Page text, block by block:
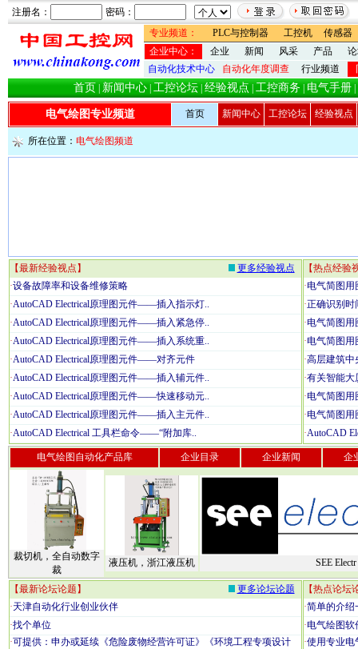
注册名：
密码：
专业频道：
PLC与控制器 工控机
传感器
企业中心：
企业 新闻 风采 产品
自动化技术中心
自动化年度调查 行业频道
首页 新闻中心 工控论坛 经验视点 工控商务 电气手册
电气绘图专业频道 首页 新闻中心 工控论坛 经验视点
所在位置： 电气绘图频道
【最新经验视点】
更多经验视点
·设备故障率和设备维修策略
·AutoCAD Electrical原理图元件——插入指示灯..
·AutoCAD Electrical原理图元件——插入紧急停..
·AutoCAD Electrical原理图元件——插入系统重..
·AutoCAD Electrical原理图元件——对齐元件
·AutoCAD Electrical原理图元件——插入辅元件..
·AutoCAD Electrical原理图元件——快速移动元..
·AutoCAD Electrical原理图元件——插入主元件..
·AutoCAD Electrical 工具栏命令——“附加库..
【热点经验
·电气简图
·正确识别时
·电气简图
·电气简图用
·高层建筑中
·有关智能大
·电气简图
·电气简图
·AutoCAD
电气绘图自动化产品库 企业目录 企业新闻 企
裁切机，全自动数字
裁
液压机，浙江液压机 SEE Electr
【最新论坛论题】
更多论坛论题
·天津自动化行业创业伙伴
·找个单位
·可提供：申办或延续《危险废物经营许可证》《环境工程专项设计
【热点论坛
·简单的介绍
·电气绘图软
·使用专业电